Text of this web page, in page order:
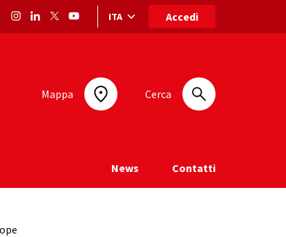
Selezione lingua: lingua selezionata
ITA Accedi
Mappa Cerca
News Contatti